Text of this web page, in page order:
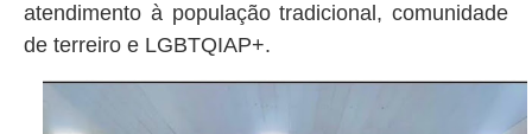
atendimento à população tradicional, comunidade
de terreiro e LGBTQIAP+.